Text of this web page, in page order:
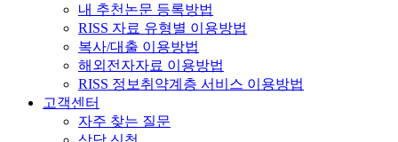
내 추천논문 등록방법
RISS 자료 유형별 이용방법
복사/대출 이용방법
해외전자자료 이용방법
RISS 정보취약계층 서비스 이용방법
고객센터
자주 찾는 질문